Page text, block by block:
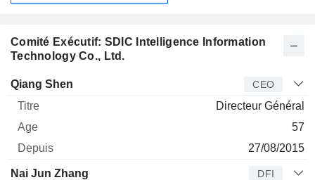
Comité Exécutif: SDIC Intelligence Information
Technology Co., Ltd.
Dirigeant Titre
Qiang Shen CEO
Directeur Général
57
27/08/2015
Nai Jun Zhang DFI